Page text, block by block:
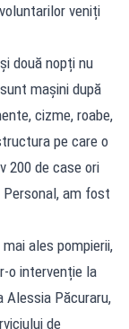
veniți
două nopți nu
mașini după
cizme, roabe,
pe care o
200 de case ori
am fost
ales pompierii,
o intervenție la
Alessia Păcuraru,
de